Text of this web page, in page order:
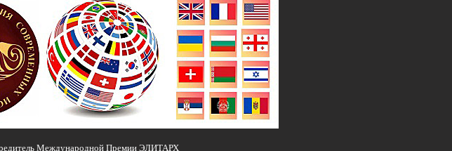
Международной Премии ЭЛИТАРХ